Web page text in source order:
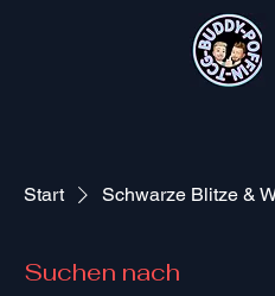
Start Schwarze Blitze &
Suchen nach